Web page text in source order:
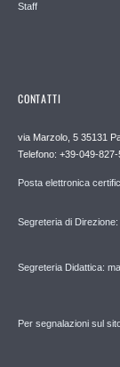
Staff
CONTATTI
via Marzolo, 5 35131
Telefono: +39-049-
Posta elettronica
Segreteria di
Segreteria Didattica:
Per segnalazioni sul